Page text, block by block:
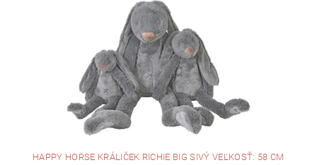
HAPPY HORSE KRÁLIČEK RICHIE BIG SIVÝ VEĽKOSŤ: 58 CM